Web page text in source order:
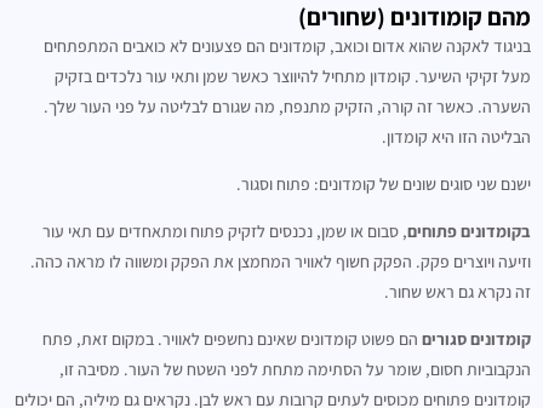
מהם קומודונים (שחורים)
בניגוד לאקנה שהוא אדום וכואב, קומדונים הם פצעונים לא כואבים המתפתחים
מעל זקיקי השיער. קומדון מתחיל להיווצר כאשר שמן ותאי עור נלכדים בזקיק
השערה. כאשר זה קורה, הזקיק מתנפח, מה שגורם לבליטה על פני העור שלך.
הבליטה הזו היא קומדון.
ישנם שני סוגים שונים של קומדונים: פתוח וסגור.
בקומדונים פתוחים, סבום או שמן, נכנסים לזקיק פתוח ומתאחדים עם תאי עור
וזיעה ויוצרים פקק. הפקק חשוף לאוויר המחמצן את הפקק ומשווה לו מראה כהה.
זה נקרא גם ראש שחור.
קומדונים סגורים הם פשוט קומדונים שאינם נחשפים לאוויר. במקום זאת, פתח
הנקבוביות חסום, שומר על הסתימה מתחת לפני השטח של העור. מסיבה זו,
קומדונים פתוחים מכוסים לעתים קרובות עם ראש לבן. נקראים גם מיליה, הם יכולים